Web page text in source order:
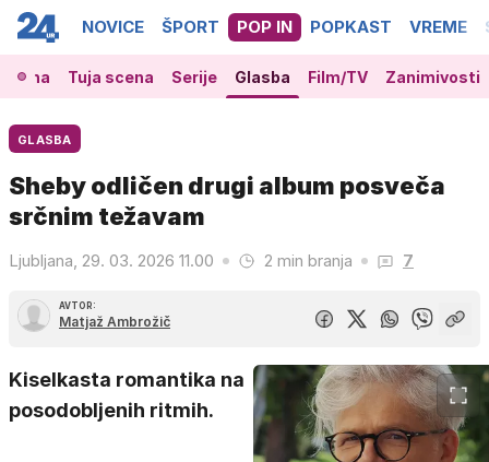
NOVICE ŠPORT POP IN POPKAST VREME
Tuja scena Serije Glasba Film/TV Zanimivosti
GLASBA
Sheby odličen drugi album posveča
srčnim težavam
Ljubljana, 29. 03. 2026 11.00 2 min branja 7
AVTOR:
Matjaž Ambrožič
Kiselkasta romantika na
posodobljenih ritmih.